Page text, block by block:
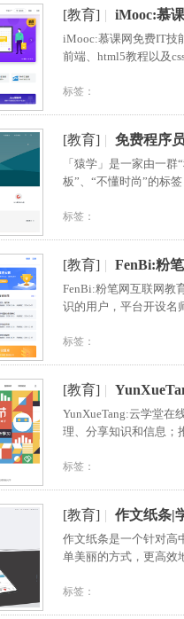
[教育] | iMooc:慕
iMooc:慕课网免费IT技
前端、html5教程以及
标签：
[教育] | 免费程序
「猿学」是一家由一
板”、“不懂时尚”的标
标签：
[教育] | FenBi:粉
FenBi:粉笔网互联网教
识的用户，平台开设名
标签：
[教育] |
YunXueTang:云学堂在
理、分享知识和信息；
标签：
[教育] | 作文纸条|
作文纸条是一个针对高
单美丽的方式，更高效
标签：